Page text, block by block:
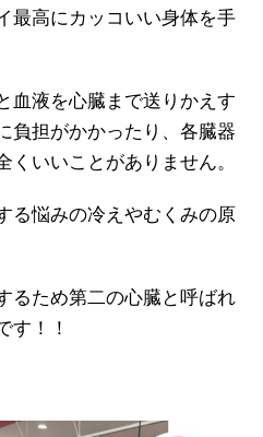
最高にカッコいい身体を手
血液を心臓まで送りかえす
負担がかかったり、各臓器
いいことがありません。
る悩みの冷えやむくみの原
るため第二の心臓 と呼ばれ
す！！